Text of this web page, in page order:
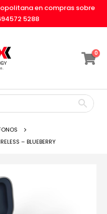
en compras sobre
5288
0
– BLUEBERRY